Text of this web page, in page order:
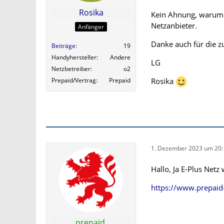
Rosika
Anfänger
Beiträge
19
Handyhersteller
Andere
Netzbetreiber
o2
Prepaid/Vertrag
Prepaid
Kein Ahnung,
Netzanbieter.
Danke auch für die
LG
Rosika
1. Dezember 2023 um
Hallo, Ja E-Plus
https://